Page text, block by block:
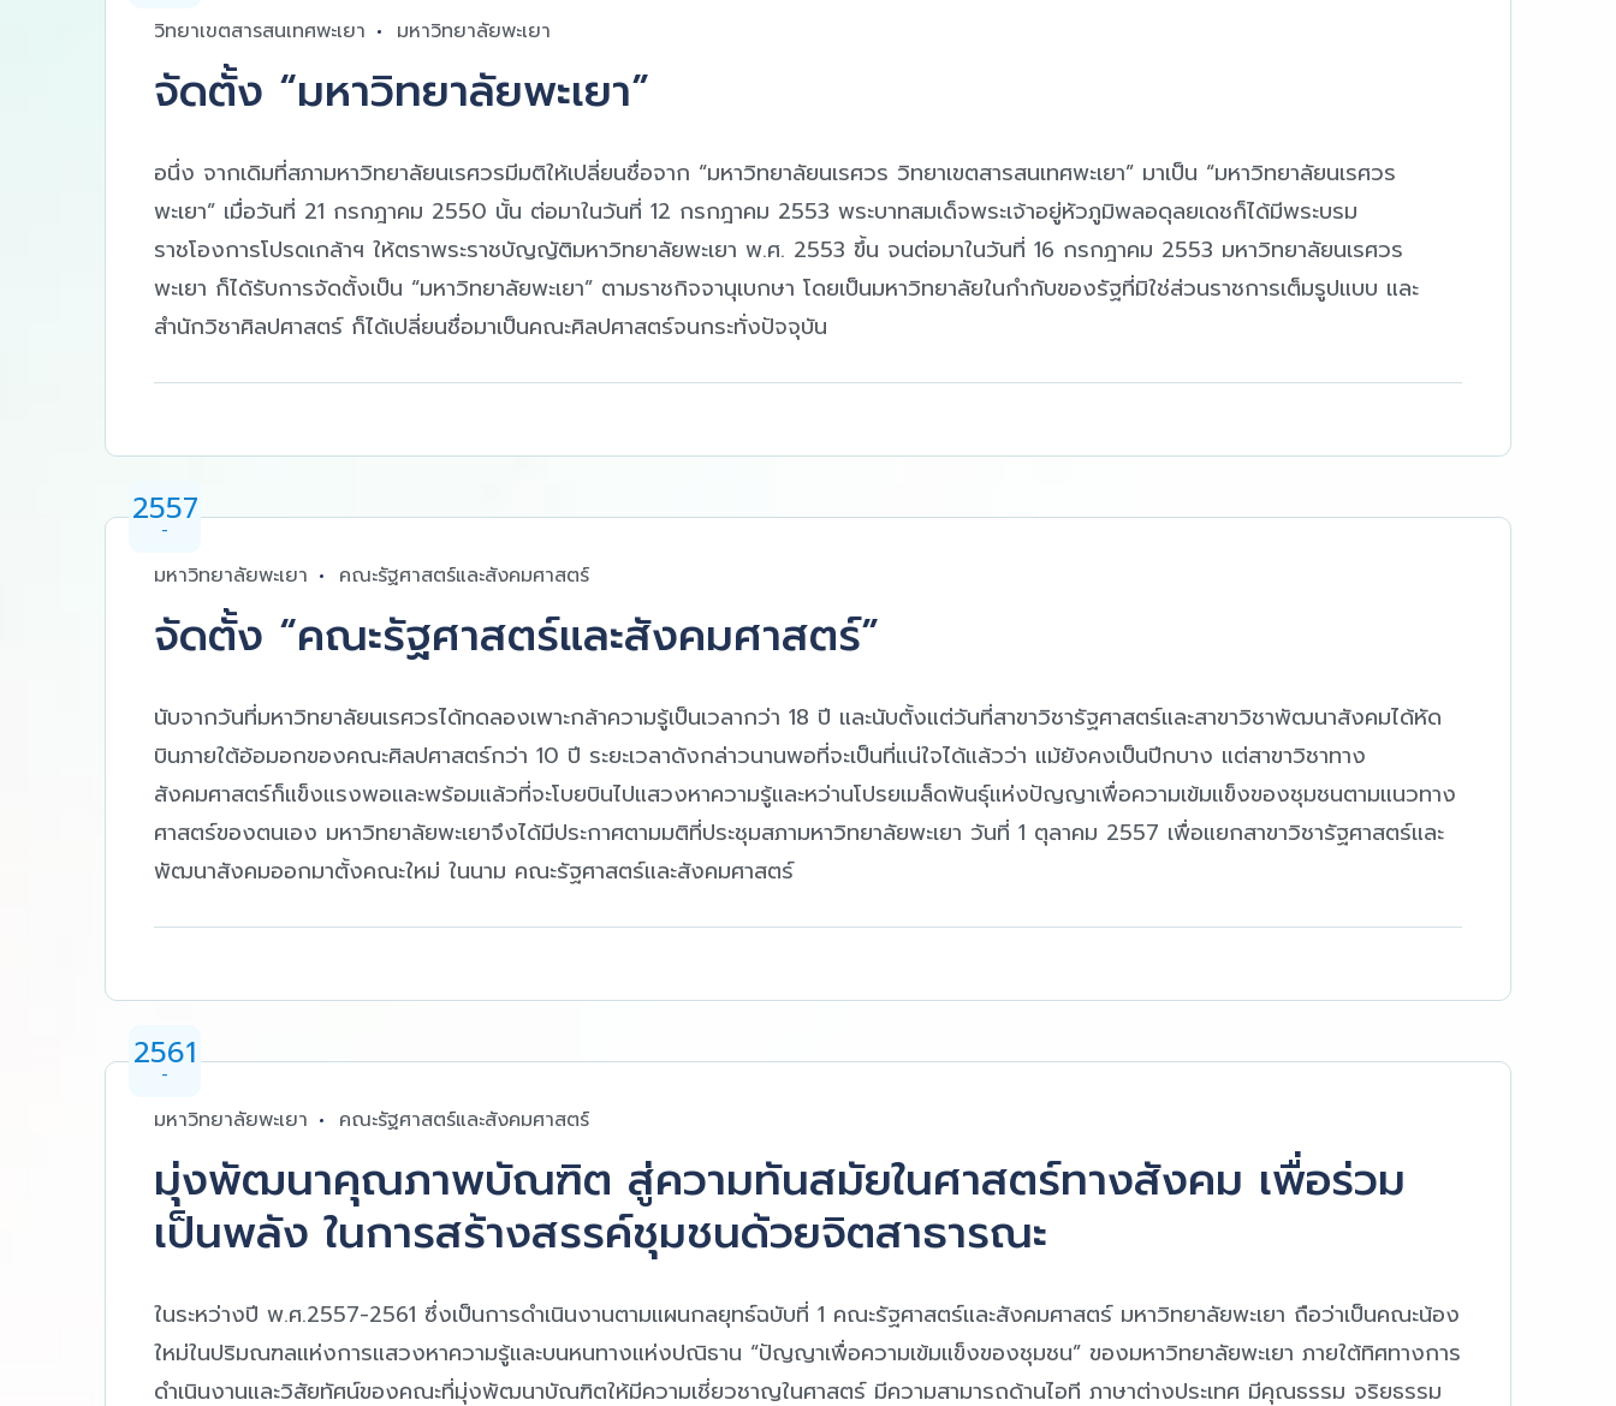
วิทยาเขตสารสนเทศพะเยา มหาวิทยาลัยพะเยา
จัดตั้ง “มหาวิทยาลัยพะเยา”
อนึ่ง จากเดิมที่สภามหาวิทยาลัยนเรศวรมีมติให้เปลี่ยนชื่อจาก “มหาวิทยาลัยนเรศวร วิทยาเขตสารสนเทศพะเยา” มาเป็น “มหาวิทยาลัยนเรศวร
พะเยา” เมื่อวันที่ 21 กรกฎาคม 2550 นั้น ต่อมาในวันที่ 12 กรกฎาคม 2553 พระบาทสมเด็จพระเจ้าอยู่หัวภูมิพลอดุลยเดชก็ได้มีพระบรม
ราชโองการโปรดเกล้าฯ ให้ตราพระราชบัญญัติมหาวิทยาลัยพะเยา พ.ศ. 2553 ขึ้น จนต่อมาในวันที่ 16 กรกฎาคม 2553 มหาวิทยาลัยนเรศวร
พะเยา ก็ได้รับการจัดตั้งเป็น “มหาวิทยาลัยพะเยา” ตามราชกิจจานุเบกษา โดยเป็นมหาวิทยาลัยในกำกับของรัฐที่มิใช่ส่วนราชการเต็มรูปแบบ และ
สำนักวิชาศิลปศาสตร์ ก็ได้เปลี่ยนชื่อมาเป็นคณะศิลปศาสตร์จนกระทั่งปัจจุบัน
2557
-
มหาวิทยาลัยพะเยา คณะรัฐศาสตร์และสังคมศาสตร์
จัดตั้ง “คณะรัฐศาสตร์และสังคมศาสตร์”
นับจากวันที่มหาวิทยาลัยนเรศวรได้ทดลองเพาะกล้าความรู้เป็นเวลากว่า 18 ปี และนับตั้งแต่วันที่สาขาวิชารัฐศาสตร์และสาขาวิชาพัฒนาสังคมได้หัด
บินภายใต้อ้อมอกของคณะศิลปศาสตร์กว่า 10 ปี ระยะเวลาดังกล่าวนานพอที่จะเป็นที่แน่ใจได้แล้วว่า แม้ยังคงเป็นปีกบาง แต่สาขาวิชาทาง
สังคมศาสตร์ก็แข็งแรงพอและพร้อมแล้วที่จะโบยบินไปแสวงหาความรู้และหว่านโปรยเมล็ดพันธุ์แห่งปัญญาเพื่อความเข้มแข็งของชุมชนตามแนวทาง
ศาสตร์ของตนเอง มหาวิทยาลัยพะเยาจึงได้มีประกาศตามมติที่ประชุมสภามหาวิทยาลัยพะเยา วันที่ 1 ตุลาคม 2557 เพื่อแยกสาขาวิชารัฐศาสตร์และ
พัฒนาสังคมออกมาตั้งคณะใหม่ ในนาม คณะรัฐศาสตร์และสังคมศาสตร์
2561
-
มหาวิทยาลัยพะเยา คณะรัฐศาสตร์และสังคมศาสตร์
มุ่งพัฒนาคุณภาพบัณฑิต สู่ความทันสมัยในศาสตร์ทางสังคม เพื่อร่วม
เป็นพลัง ในการสร้างสรรค์ชุมชนด้วยจิตสาธารณะ
ในระหว่างปี พ.ศ.2557-2561 ซึ่งเป็นการดำเนินงานตามแผนกลยุทธ์ฉบับที่ 1 คณะรัฐศาสตร์และสังคมศาสตร์ มหาวิทยาลัยพะเยา ถือว่าเป็นคณะน้อง
ใหม่ในปริมณฑลแห่งการแสวงหาความรู้และบนหนทางแห่งปณิธาน “ปัญญาเพื่อความเข้มแข็งของชุมชน” ของมหาวิทยาลัยพะเยา ภายใต้ทิศทางการ
ดำเนินงานและวิสัยทัศน์ของคณะที่มุ่งพัฒนาบัณฑิตให้มีความเชี่ยวชาญในศาสตร์ มีความสามารถด้านไอที ภาษาต่างประเทศ มีคุณธรรม จริยธรรม